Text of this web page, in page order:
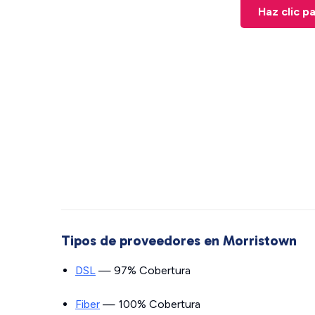
Haz clic
Tipos de proveedores en Morristown
DSL — 97% Cobertura
Fiber — 100% Cobertura